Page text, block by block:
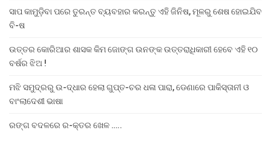
ସାପ କାମୁଡ଼ିବା ପରେ ତୁରନ୍ତ ବ୍ୟବହାର କରନ୍ତୁ ଏହି ଜିନିଷ, ମୂଳରୁ ଶେଷ ହୋଇଯିବ
ବି-ଷ
ଉତ୍ତର କୋରିଆର ଶାସକ କିମ ଜୋଙ୍ଗ ଉନଙ୍କ ଉତ୍ତରାଧିକାରୀ ହେବେ ଏହି ୧୦
ବର୍ଷର ଝିଅ !
ମଝି ସମୁଦ୍ରରୁ ଉ-ଦ୍ଧାର ହେଲା ଗୁପ୍ତ-ଚର ଧଳା ପାରା, ଡେଣାରେ ପାକିସ୍ତାନୀ ଓ
ବାଂଲାଦେଶୀ ଭାଷା
ରଙ୍ଗ ବଦଳରେ ର-କ୍ତର ଖେଳ …..